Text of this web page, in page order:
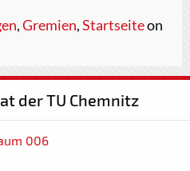
,Gremien,Startseiteon
der TU Chemnitz
006